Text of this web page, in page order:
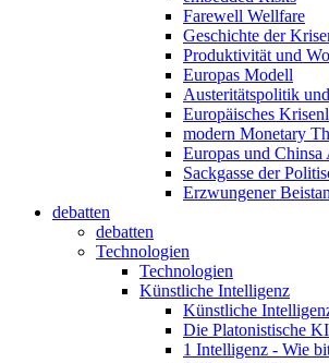
Farewell Wellfare
Geschichte der
Produktivität und
Europas Modell
Austeritätspolitik
Europäisches
modern Monetary
Europas und Chinsa
Sackgasse der
Erzwungener
debatten
debatten
Technologien
Technologien
Künstliche Intelligenz
Künstliche
Die Platonistische KI
1 Intelligenz - Wie